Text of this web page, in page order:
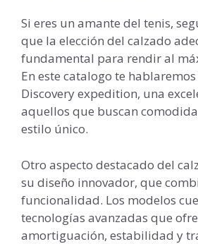
Si eres un amante del tenis,
que la elección del calzado
fundamental para rendir al
En este catalogo te
Discovery expedition, una
aquellos que buscan
estilo único.
Otro aspecto destacado del
su diseño innovador, que
funcionalidad. Los modelos
tecnologías avanzadas que
amortiguación, estabilidad y